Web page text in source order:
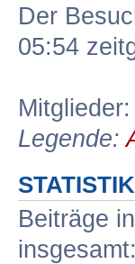
Der
05:54
Legende:
STATISTIK
Beiträge
insgesamt: